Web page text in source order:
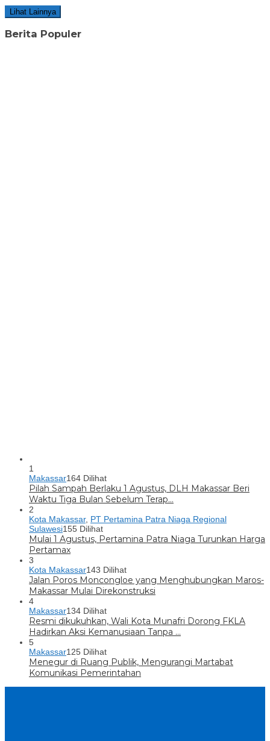
Lihat Lainnya
Berita Populer
1
Makassar164 Dilihat
Pilah Sampah Berlaku 1 Agustus, DLH Makassar Beri
Waktu Tiga Bulan Sebelum Terap…
2
Kota Makassar, PT Pertamina Patra Niaga Regional
Sulawesi155 Dilihat
Mulai 1 Agustus, Pertamina Patra Niaga Turunkan Harga
Pertamax
3
Kota Makassar143 Dilihat
Jalan Poros Moncongloe yang Menghubungkan Maros-
Makassar Mulai Direkonstruksi
4
Makassar134 Dilihat
Resmi dikukuhkan, Wali Kota Munafri Dorong FKLA
Hadirkan Aksi Kemanusiaan Tanpa …
5
Makassar125 Dilihat
Menegur di Ruang Publik, Mengurangi Martabat
Komunikasi Pemerintahan